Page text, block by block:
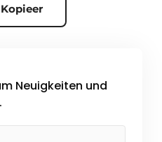
Kopieer
Neuigkeiten und